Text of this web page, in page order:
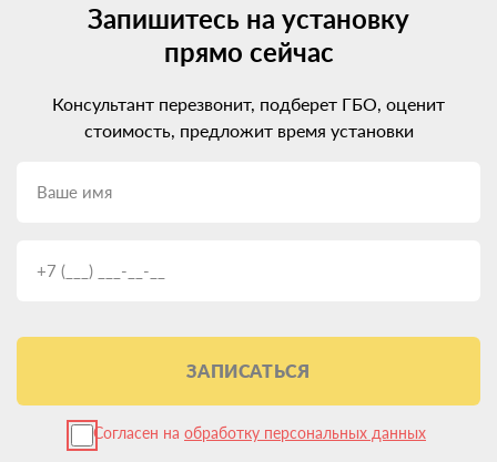
Запишитесь на установку
прямо сейчас
Консультант перезвонит, подберет ГБО, оценит
стоимость, предложит время установки
ЗАПИСАТЬСЯ
Согласен на обработку персональных данных